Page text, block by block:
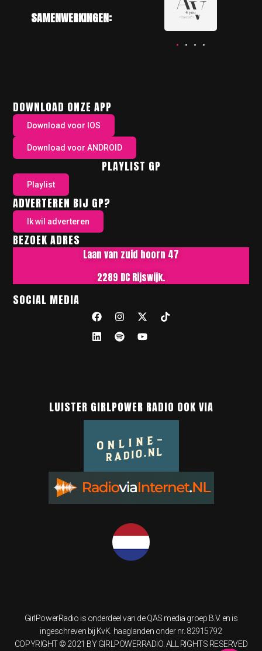
SAMENWERKINGEN:
DOWNLOAD ONZE APP
Download voor IOS
Download voor ANDROID
PLAYLIST GP
Playlist
ADVERTEREN BIJ GP?
Ik wil adverteren
BEZOEK ADRES
Laan van zuid hoorn 47
2289 DC Rijswijk.
SOCIAL MEDIA
LUISTER GIRLPOWER RADIO OOK VIA
GirlPowerRadio is onderdeel van de QAS media groep B.V. en is
ingeschreven bij KvK. haaglanden onder nr. 82915792
COPYRIGHT © 2021 BY GIRLPOWERRADIO. ALL RIGHTS RESERVED